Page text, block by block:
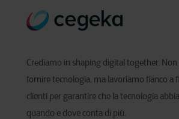
Crediamo in shaping digital together.
fornire tecnologia, ma lavoriamo fianco a
clienti per garantire che la tecnologia
quando e dove conta di più.